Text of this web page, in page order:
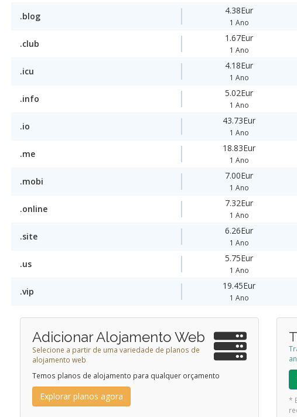
.blog
4.38Eur
1 Ano
.club
1.67Eur
1 Ano
.icu
4.18Eur
1 Ano
.info
5.02Eur
1 Ano
.io
43.73Eur
1 Ano
.me
18.83Eur
1 Ano
.mobi
7.00Eur
1 Ano
.online
7.32Eur
1 Ano
.site
6.26Eur
1 Ano
.us
5.75Eur
1 Ano
.vip
19.45Eur
1 Ano
Adicionar Alojamento Web
Selecione a partir de uma variedade de planos de
alojamento web
Temos planos de alojamento para qualquer orçamento
Explorar planos agora
*